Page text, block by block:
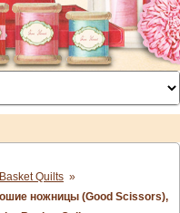
Quilts »
ножницы (Good Scissors),